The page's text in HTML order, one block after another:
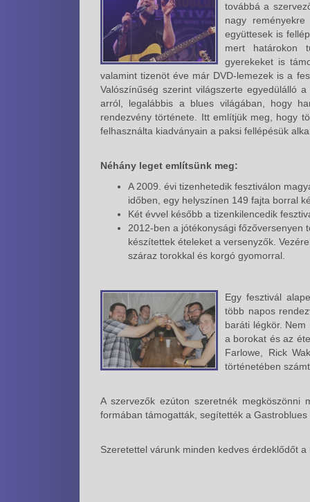
továbbá a
nagy
együttesek is
mert határokon
gyerekeket is
valamint tizenöt éve már DVD-lemezek is a
Valószínűség szerint világszerte egyedülálló
arról, legalábbis a blues világában, hogy
rendezvény története. Itt említjük meg, hogy
felhasználta kiadványain a paksi fellépésük
Néhány leget említsünk meg:
A 2009. évi tizenhetedik fesztiválon
időben, egy helyszínen 149 fajta borral
Két évvel később a tizenkilencedik
2012-ben a jótékonysági főzőversenyen
készítettek ételeket a versenyzők.
száraz torokkal és korgó gyomorral.
Egy fesztivál
több napos
baráti légkör.
a borokat és az
Farlowe, Rick
történetében
A szervezők ezúton szeretnék megköszönni
formában támogatták, segítették a
Szeretettel várunk minden kedves érdeklődőt